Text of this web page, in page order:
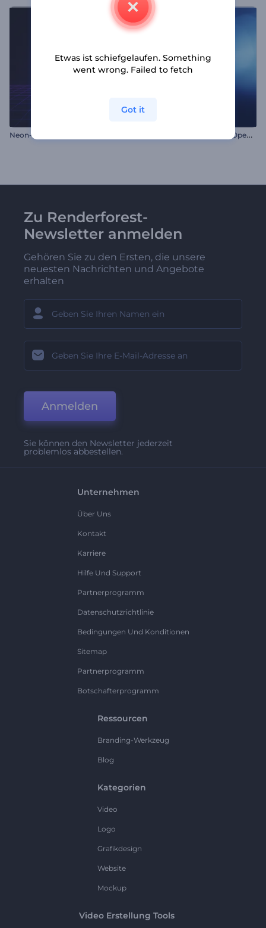
Neon-Vize-Stadt Intro M
inimalistischer Schatten Opener
Zu Renderforest-
Newsletter anmelden
Gehören Sie zu den Ersten, die unsere
neuesten Nachrichten und Angebote
erhalten
Anmelden
Sie können den Newsletter jederzeit
problemlos abbestellen.
Unternehmen
Über Uns
Kontakt
Karriere
Hilfe Und Support
Partnerprogramm
Datenschutzrichtlinie
Bedingungen Und Konditionen
Sitemap
Partnerprogramm
Botschafterprogramm
Ressourcen
Branding-Werkzeug
Blog
Kategorien
Video
Logo
Grafikdesign
Website
Mockup
Video Erstellung Tools
Etwas ist schiefgelaufen. Something
went wrong. Failed to fetch
Got it